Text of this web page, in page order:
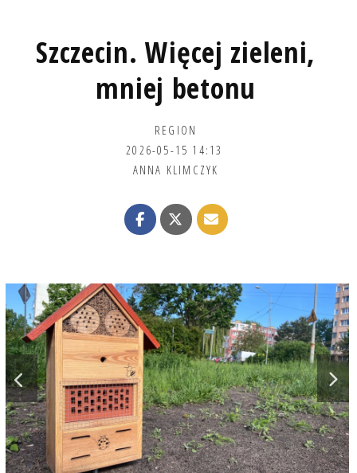
Szczecin. Więcej zieleni,
mniej betonu
REGION
2026-05-15 14:13
ANNA KLIMCZYK